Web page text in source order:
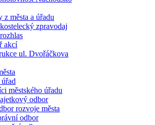
z města a úřadu
zpravodaj
akcí
ul. Dvořáčkova
městského úřadu
odbor
rozvoje města
odbor